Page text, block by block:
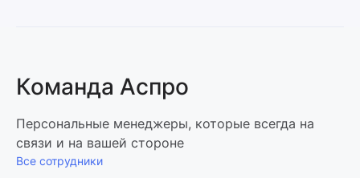
Команда Аспро
Персональные менеджеры, которые всегда на
связи и на вашей стороне
Все сотрудники